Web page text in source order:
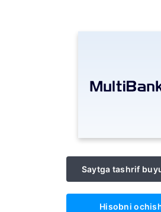
Saytga tashrif
Hisobni